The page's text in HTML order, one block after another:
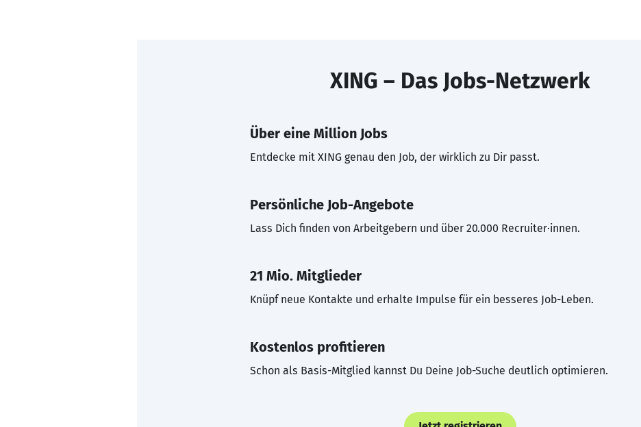
XING – Das Jobs-Netzwerk
Über eine Million Jobs
Entdecke mit XING genau den Job, der wirklich zu Dir passt.
Persönliche Job-Angebote
Lass Dich finden von Arbeitgebern und über 20.000 Recruiter·innen.
21 Mio. Mitglieder
Knüpf neue Kontakte und erhalte Impulse für ein besseres Job-Leben.
Kostenlos profitieren
Schon als Basis-Mitglied kannst Du Deine Job-Suche deutlich optimieren.